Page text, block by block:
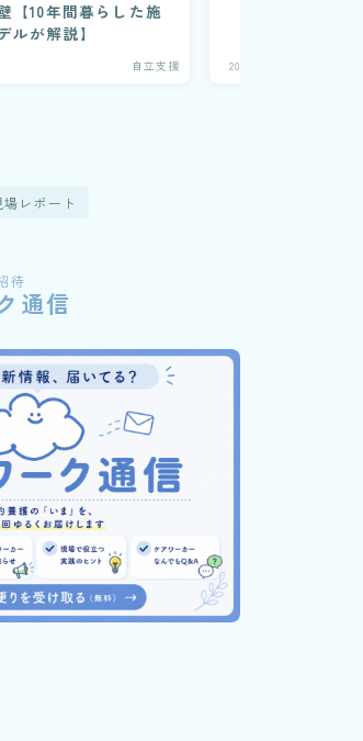
【10年間暮らした施
ルが解説】
自立支援 2023.10.07
場レポート
待
通信